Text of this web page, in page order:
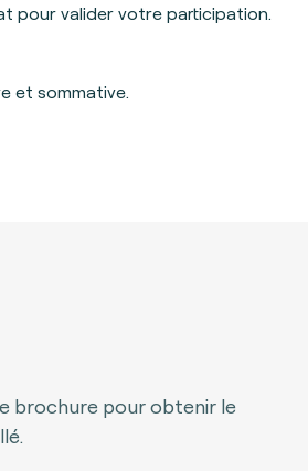
pour valider votre participation.
et sommative.
brochure pour obtenir le